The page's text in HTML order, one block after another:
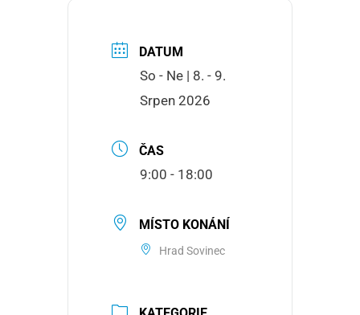
DATUM
So - Ne | 8. - 9.
Srpen 2026
ČAS
9:00 - 18:00
MÍSTO KONÁNÍ
Hrad Sovinec